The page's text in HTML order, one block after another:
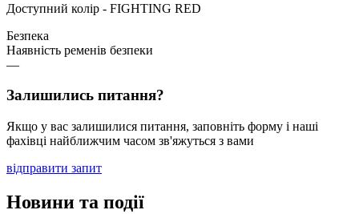
Доступний колір - FIGHTING RED
Безпека
Наявність ременів безпеки
—
Залишились питання?
Якщо у вас залишилися питання, заповніть форму і наші
фахівці найближчим часом зв'яжуться з вами
відправити запит
Новини та події